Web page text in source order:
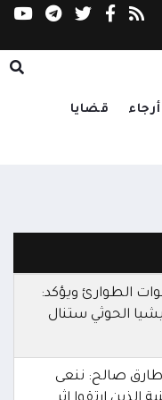
تقتحم عمارة سكنية وتنهب
أرجاء قضايا
الطوارئ ويؤكد:
الحوثي ستنال
صالح: ننعى